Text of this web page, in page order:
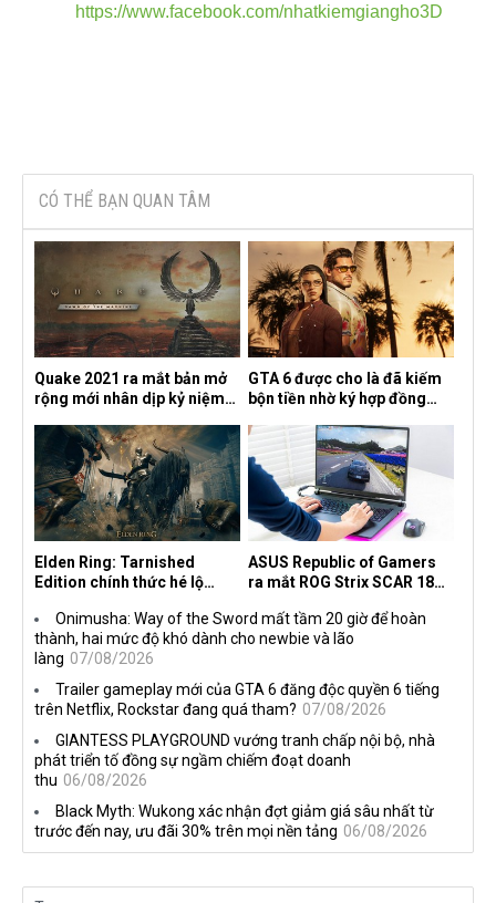
https://www.facebook.com/nhatkiemgiangho3D
CÓ THỂ BẠN QUAN TÂM
Quake 2021 ra mắt bản mở
rộng mới nhân dịp kỷ niệm
the Machine
GTA 6 được cho là đã kiếm
bộn tiền nhờ ký hợp đồng
Elden Ring: Tarnished
Edition chính thức hé lộ
ASUS Republic of Gamers
ra mắt ROG Strix SCAR 18
Onimusha: Way of the Sword mất tầm 20 giờ để hoàn
thành, hai mức độ khó dành cho newbie và lão
làng 07/08/2026
Trailer gameplay mới của GTA 6 đăng độc quyền 6 tiếng
trên Netflix, Rockstar đang quá tham? 07/08/2026
GIANTESS PLAYGROUND vướng tranh chấp nội bộ, nhà
phát triển tố đồng sự ngầm chiếm đoạt doanh
thu 06/08/2026
Black Myth: Wukong xác nhận đợt giảm giá sâu nhất từ
trước đến nay, ưu đãi 30% trên mọi nền tảng 06/08/2026